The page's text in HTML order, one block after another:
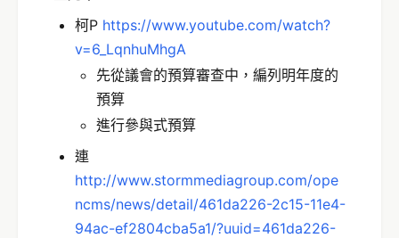
柯P https://www.youtube.com/watch?
v=6_LqnhuMhgA
先從議會的預算審查中，編列明年度的
預算
進行參與式預算
連
http://www.stormmediagroup.com/ope
ncms/news/detail/461da226-2c15-11e4-
94ac-ef2804cba5a1/?uuid=461da226-